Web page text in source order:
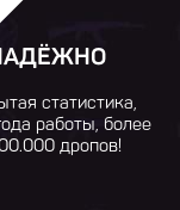
статистика,
работы, более
дропов!